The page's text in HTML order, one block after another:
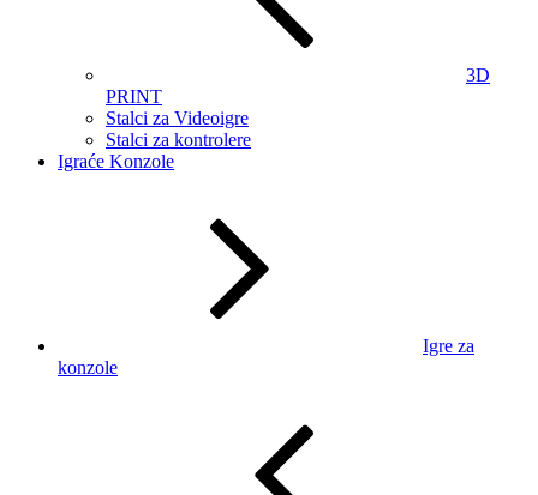
3D
PRINT
Stalci za Videoigre
Stalci za kontrolere
Igraće Konzole
Igre za
konzole